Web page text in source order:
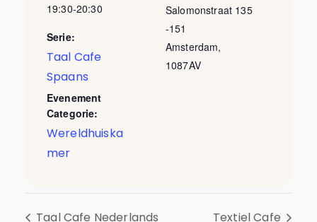
19:30-20:30
Serie:
Taal Cafe
Spaans
Evenement
Categorie:
Wereldhuiska
mer
Salomonstraat 135
-151
Amsterdam,
1087AV
Taal Cafe Nederlands Textiel Cafe